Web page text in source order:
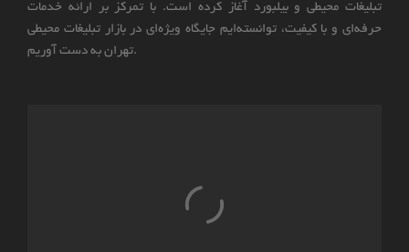
تبلیغات محیطی و بیلبورد آغاز کرده است. با تمرکز بر ارائه خدمات
حرفه‌ای و با کیفیت، توانسته‌ایم جایگاه ویژه‌ای در بازار تبلیغات محیطی
تهران به دست آوریم.